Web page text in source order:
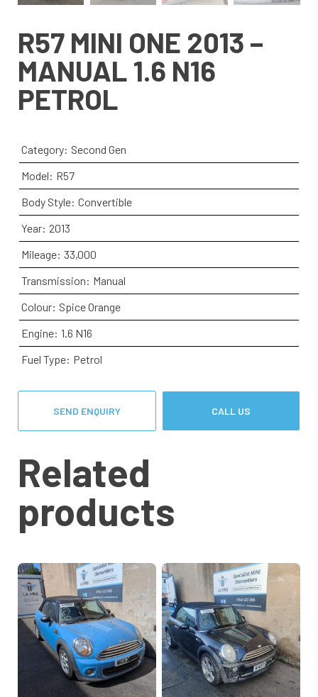
R57 MINI ONE 2013 –
MANUAL 1.6 N16
PETROL
Category: Second Gen
Model: R57
Body Style: Convertible
Year: 2013
Mileage: 33,000
Transmission: Manual
Colour: Spice Orange
Engine: 1.6 N16
Fuel Type: Petrol
SEND ENQUIRY CALL US
Related
products